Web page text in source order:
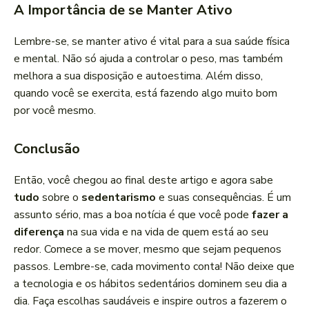
A Importância de se Manter Ativo
Lembre-se, se manter ativo é vital para a sua saúde física
e mental. Não só ajuda a controlar o peso, mas também
melhora a sua disposição e autoestima. Além disso,
quando você se exercita, está fazendo algo muito bom
por você mesmo.
Conclusão
Então, você chegou ao final deste artigo e agora sabe
tudo sobre o sedentarismo e suas consequências. É um
assunto sério, mas a boa notícia é que você pode fazer a
diferença na sua vida e na vida de quem está ao seu
redor. Comece a se mover, mesmo que sejam pequenos
passos. Lembre-se, cada movimento conta! Não deixe que
a tecnologia e os hábitos sedentários dominem seu dia a
dia. Faça escolhas saudáveis e inspire outros a fazerem o